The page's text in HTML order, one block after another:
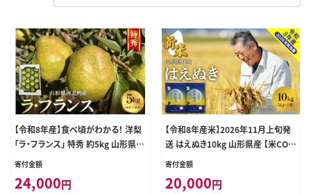
【令和8年産】食べ頃がわかる！ 洋梨
「ラ・フランス」 特秀 約5kg 山形県河
北町産 【河北町観光物産協会】
寄付金額
24,000円
【令和8年産米】2026年11月上旬発
送 はえぬき10kg 山形県産 【米COM
Eかほく協同組合】
寄付金額
20,000円